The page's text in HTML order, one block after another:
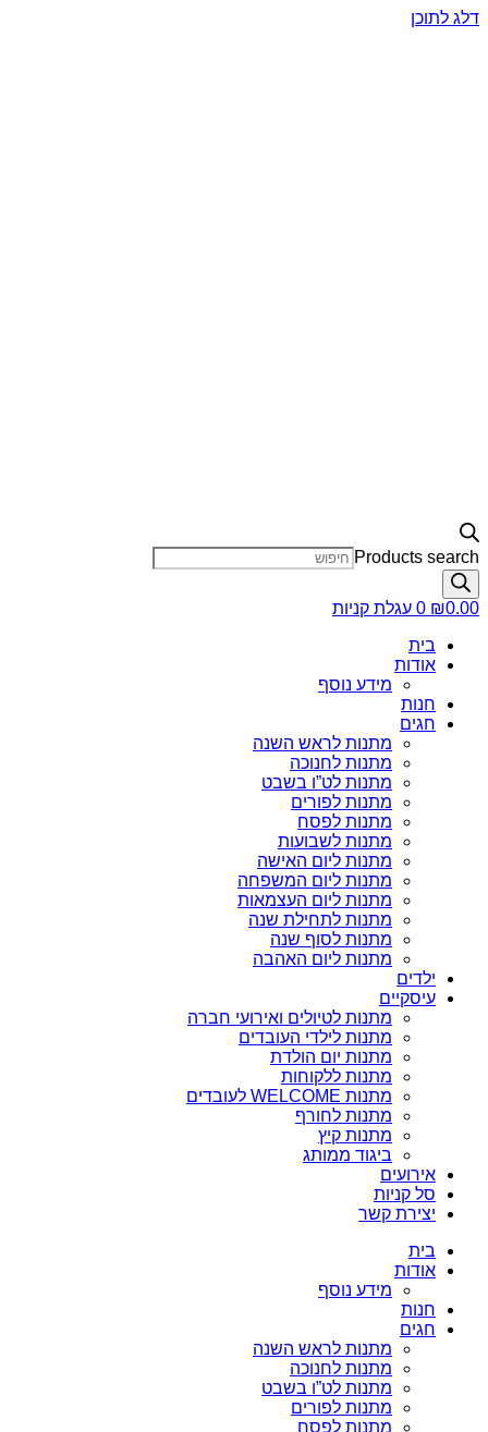
דלג לתוכן
Products search
₪0.00
0 עגלת קניות
בית
אודות
מידע נוסף
חנות
חגים
מתנות לראש השנה
מתנות לחנוכה
מתנות לט”ו בשבט
מתנות לפורים
מתנות לפסח
מתנות לשבועות
מתנות ליום האישה
מתנות ליום המשפחה
מתנות ליום העצמאות
מתנות לתחילת שנה
מתנות לסוף שנה
מתנות ליום האהבה
ילדים
עיסקיים
מתנות לטיולים ואירועי חברה
מתנות לילדי העובדים
מתנות יום הולדת
מתנות ללקוחות
מתנות WELCOME לעובדים
מתנות לחורף
מתנות קיץ
ביגוד ממותג
אירועים
סל קניות
יצירת קשר
בית
אודות
מידע נוסף
חנות
חגים
מתנות לראש השנה
מתנות לחנוכה
מתנות לט”ו בשבט
מתנות לפורים
מתנות לפסח